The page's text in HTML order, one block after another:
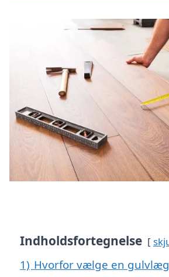
Indholdsfortegnelse
1) Hvorfor vælge en